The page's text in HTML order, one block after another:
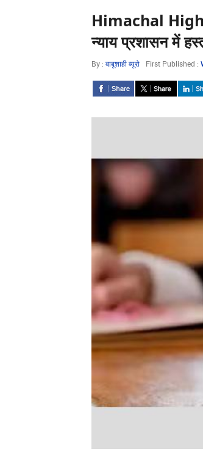
Himachal High
न्याय प्रशासन में
By : बाबूशाही ब्यूरो First Published :